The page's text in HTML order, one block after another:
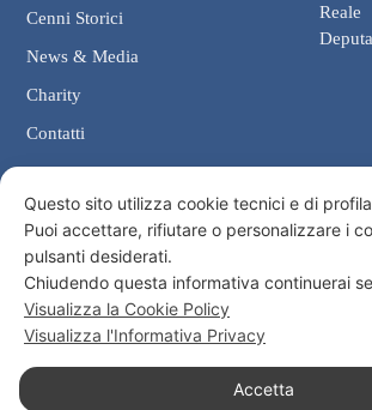
Reale
Cenni Storici
News & Media
Charity
Contatti
Contatti
Cancelleria: Via Giosuè Carducci, 4 00187 Roma
eMail: cancelleria@ordine-costantiniano.it
Tel. +39 06 47.41.190 +39 06 48.19.401
Social
Questo sito utilizza cookie tecnici e di
Puoi accettare, rifiutare o personalizzare i
pulsanti desiderati.
Chiudendo questa informativa continuerai
Visualizza la Cookie Policy
Visualizza l'Informativa Privacy
Accetta